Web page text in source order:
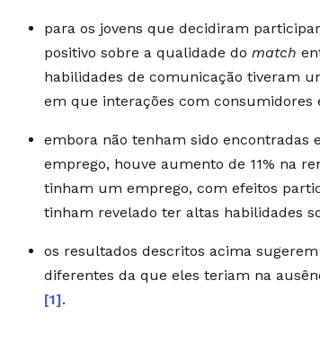
para os jovens que decidiram
positivo sobre a qualidade domatch
habilidades de comunicação tiveram
em que interações com
embora não tenham sido encontradas
emprego, houve aumento de 11% na
tinham um emprego, com efeitos
tinham revelado ter altas habilidades
os resultados descritos acima
diferentes da que eles teriam na
[1].